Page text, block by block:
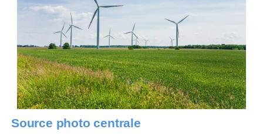
Source photo centrale